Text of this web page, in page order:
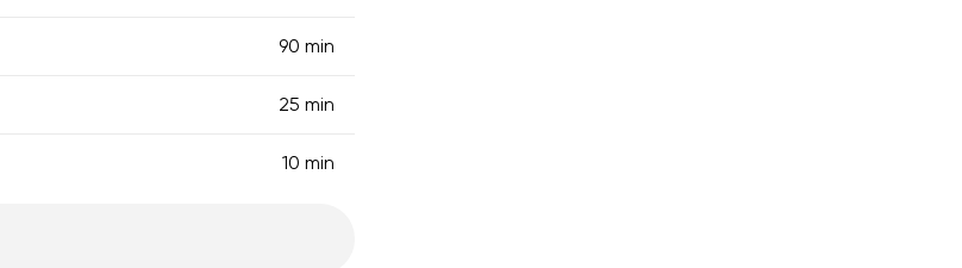
90 min
25 min
10 min